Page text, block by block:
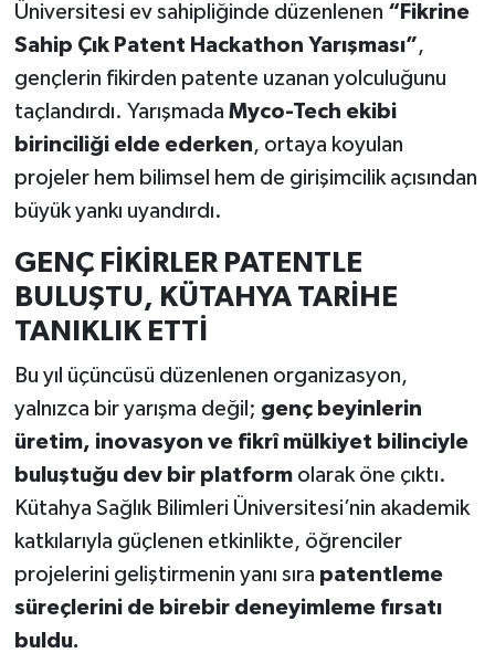
Üniversitesi ev sahipliğinde düzenlenen “Fikrine
Sahip Çık Patent Hackathon Yarışması”,
gençlerin fikirden patente uzanan yolculuğunu
taçlandırdı. Yarışmada Myco-Tech ekibi
birinciliği elde ederken, ortaya koyulan
projeler hem bilimsel hem de girişimcilik açısından
büyük yankı uyandırdı.
GENÇ FİKİRLER PATENTLE
BULUŞTU, KÜTAHYA TARİHE
TANIKLIK ETTİ
Bu yıl üçüncüsü düzenlenen organizasyon,
yalnızca bir yarışma değil; genç beyinlerin
üretim, inovasyon ve fikrî mülkiyet bilinciyle
buluştuğu dev bir platformolarak öne çıktı.
Kütahya Sağlık Bilimleri Üniversitesi’nin akademik
katkılarıyla güçlenen etkinlikte, öğrenciler
projelerini geliştirmenin yanı sıra patentleme
süreçlerini de birebir deneyimleme fırsatı
buldu.
Teknoloji
Vasıta
Vefat Haberleri
Yaşam